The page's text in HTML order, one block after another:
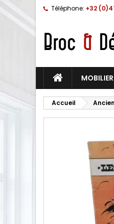
Téléphone: +32
MOBILIER
Accueil